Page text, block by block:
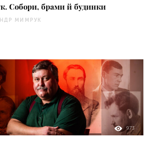
Собори, брами й будинки
МИМРУК
973